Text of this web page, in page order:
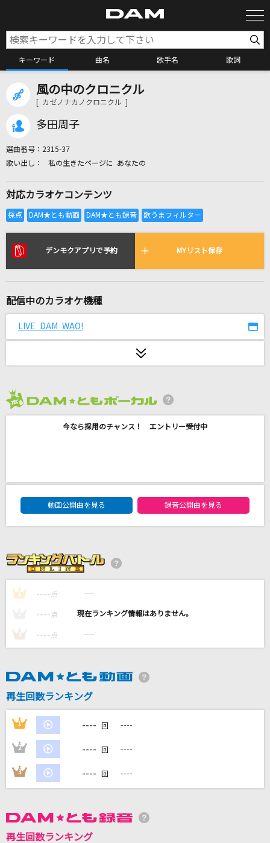
キーワード 曲名 歌手名 歌詞
カラオケ検索
全国りれき
リアルタイムで歌われている曲の一覧
V-ROAD
回る空うさぎ
LIP×LIP(勇次郎・愛蔵/CV:内山昂輝・島崎信長)
[生音]ランナウェイ
超ときめき宣伝部(ときめき宣伝部)
カイト
[生音]チェリー
B'z
カラオケ最新情報をチェック！
風の中のクロニクル
[ カゼノナカノクロニクル ]
多田周子
選曲番号： 2315-37
私の生きたページに あなたの
対応カラオケコンテンツ
デンモクアプリで予約 MYリスト保存
配信中のカラオケ機種
LIVE DAM WAO!
今なら採用のチャンス！ エントリー受付中
DAM★ともボーカルエントリーランキング
動画公開曲を見る
録音公開曲を見る
1 ---- 点 ----
---- 点 ----
3 ---- 点 ----
再生回数ランキング
1 ---- 回 ----
2 ---- 回 ----
3 ---- 回 ----
再生回数ランキング